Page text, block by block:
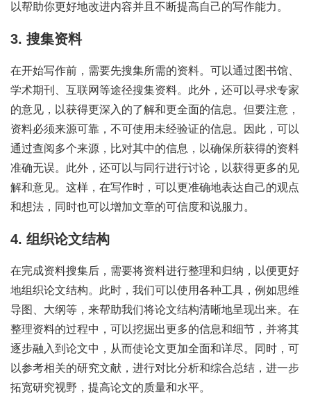
以帮助你更好地改进内容并且不断提高自己的写作能力。
3. 搜集资料
在开始写作前，需要先搜集所需的资料。可以通过图书馆、
学术期刊、互联网等途径搜集资料。此外，还可以寻求专家
的意见，以获得更深入的了解和更全面的信息。但要注意，
资料必须来源可靠，不可使用未经验证的信息。因此，可以
通过查阅多个来源，比对其中的信息，以确保所获得的资料
准确无误。此外，还可以与同行进行讨论，以获得更多的见
解和意见。这样，在写作时，可以更准确地表达自己的观点
和想法，同时也可以增加文章的可信度和说服力。
4. 组织论文结构
在完成资料搜集后，需要将资料进行整理和归纳，以便更好
地组织论文结构。此时，我们可以使用各种工具，例如思维
导图、大纲等，来帮助我们将论文结构清晰地呈现出来。在
整理资料的过程中，可以挖掘出更多的信息和细节，并将其
逐步融入到论文中，从而使论文更加全面和详尽。同时，可
以参考相关的研究文献，进行对比分析和综合总结，进一步
拓宽研究视野，提高论文的质量和水平。